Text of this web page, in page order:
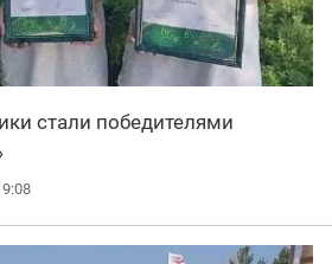
стали победителями